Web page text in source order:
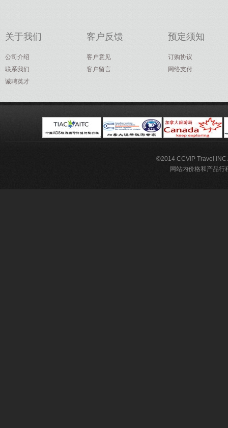
关于我们
公司介绍
联系我们
诚聘英才
客户反馈
客户意见
客户留言
预定须知
订购协议
网络支付
©2014 CCVIP Travel INC
网站内价格和产品行